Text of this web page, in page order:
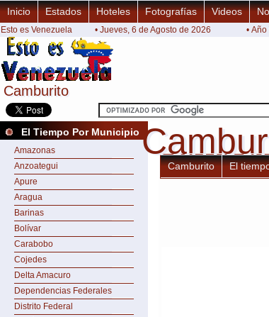
Camburito
Camburito
Inicio Estados Hoteles Fotografías Videos
Esto es Venezuela • Jueves, 6 de Agosto de 2026 • Año
El Tiempo Por Municipio
Amazonas
Anzoategui
Apure
Aragua
Barinas
Bolívar
Carabobo
Cojedes
Delta Amacuro
Dependencias Federales
Distrito Federal
Camburito El